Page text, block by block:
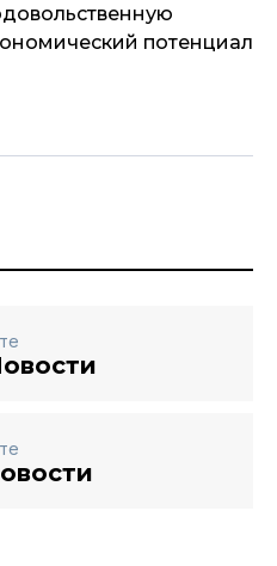
потенциал